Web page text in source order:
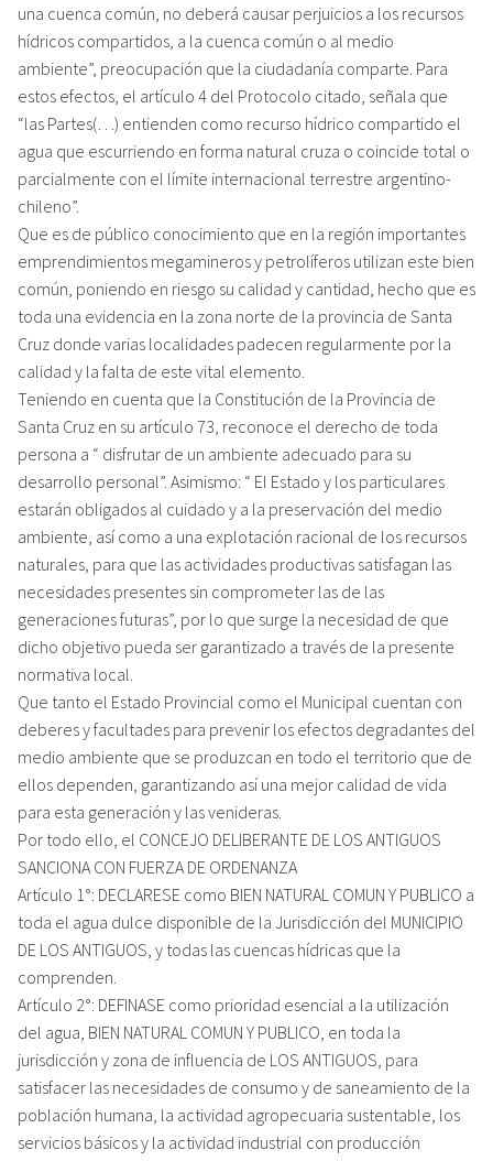
una cuenca común, no deberá causar perjuicios a los recursos
hídricos compartidos, a la cuenca común o al medio
ambiente”, preocupación que la ciudadanía comparte. Para
estos efectos, el artículo 4 del Protocolo citado, señala que
“las Partes(…) entienden como recurso hídrico compartido el
agua que escurriendo en forma natural cruza o coincide total o
parcialmente con el límite internacional terrestre argentino-
chileno”.
Que es de público conocimiento que en la región importantes
emprendimientos megamineros y petrolíferos utilizan este bien
común, poniendo en riesgo su calidad y cantidad, hecho que es
toda una evidencia en la zona norte de la provincia de Santa
Cruz donde varias localidades padecen regularmente por la
calidad y la falta de este vital elemento.
Teniendo en cuenta que la Constitución de la Provincia de
Santa Cruz en su artículo 73, reconoce el derecho de toda
persona a “ disfrutar de un ambiente adecuado para su
desarrollo personal”. Asimismo: “ El Estado y los particulares
estarán obligados al cuidado y a la preservación del medio
ambiente, así como a una explotación racional de los recursos
naturales, para que las actividades productivas satisfagan las
necesidades presentes sin comprometer las de las
generaciones futuras”, por lo que surge la necesidad de que
dicho objetivo pueda ser garantizado a través de la presente
normativa local.
Que tanto el Estado Provincial como el Municipal cuentan con
deberes y facultades para prevenir los efectos degradantes del
medio ambiente que se produzcan en todo el territorio que de
ellos dependen, garantizando así una mejor calidad de vida
para esta generación y las venideras.
Por todo ello, el CONCEJO DELIBERANTE DE LOS ANTIGUOS
SANCIONA CON FUERZA DE ORDENANZA
Artículo 1°: DECLARESE como BIEN NATURAL COMUN Y PUBLICO a
toda el agua dulce disponible de la Jurisdicción del MUNICIPIO
DE LOS ANTIGUOS, y todas las cuencas hídricas que la
comprenden.
Artículo 2°: DEFINASE como prioridad esencial a la utilización
del agua, BIEN NATURAL COMUN Y PUBLICO, en toda la
jurisdicción y zona de influencia de LOS ANTIGUOS, para
satisfacer las necesidades de consumo y de saneamiento de la
población humana, la actividad agropecuaria sustentable, los
servicios básicos y la actividad industrial con producción